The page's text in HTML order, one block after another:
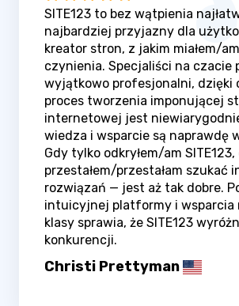
SITE123 to bez wątpienia
najbardziej przyjazny dla
kreator stron, z jakim miałem/
czynienia. Specjaliści na czacie
wyjątkowo profesjonalni, dzięki
proces tworzenia imponującej
internetowej jest
wiedza i wsparcie są naprawdę
Gdy tylko odkryłem/am
przestałem/przestałam szukać
rozwiązań — jest aż tak dobre.
intuicyjnej platformy i wsparcia
klasy sprawia, że SITE123
konkurencji.
Christi Prettyman